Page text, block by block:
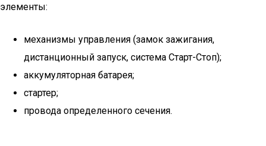
элементы:
механизмы управления (замок зажигания,
дистанционный запуск, система Старт-Стоп);
аккумуляторная батарея;
стартер;
провода определенного сечения.